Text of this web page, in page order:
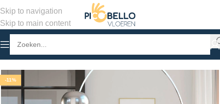
Skip to navigation
Skip to main content
Home/Winkel
-11%